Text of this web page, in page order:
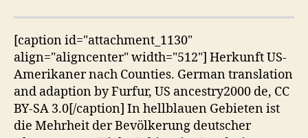
[caption id="attachment_1130"
align="aligncenter" width="512"] Herkunft US-
Amerikaner nach Counties. German translation
and adaption by Furfur, US ancestry2000 de, CC
BY-SA 3.0[/caption] In hellblauen Gebieten ist
die Mehrheit der Bevölkerung deutscher